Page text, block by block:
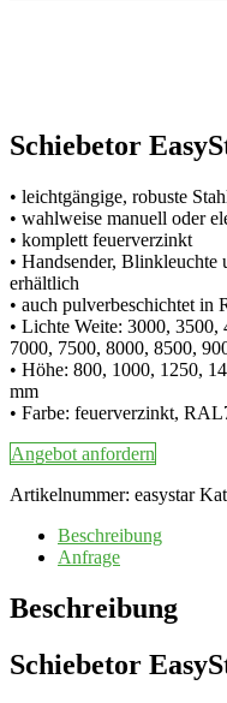
Schiebetor
• leichtgängige, robuste
• wahlweise manuell oder
• komplett feuerverzinkt
• Handsender,
erhältlich
• auch pulverbeschichtet in
• Lichte Weite: 3000,
7000, 7500, 8000, 8500,
• Höhe: 800, 1000, 1250,
mm
• Farbe: feuerverzinkt,
Angebot anfordern
Artikelnummer: easystar
Beschreibung
Anfrage
Beschreibung
Schiebetor